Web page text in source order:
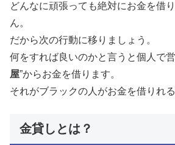
どんなに頑張っても絶対にお金を借
ん。
だから次の行動に移りましょう。
何をすれば良いのかと言うと個人で
屋”からお金を借ります。
それがブラックの人がお金を借りれ
金貸しとは？